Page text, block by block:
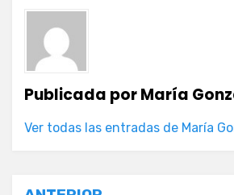
Publicada porMaría
Ver todas las entradas de María